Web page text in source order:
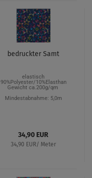
bedruckter Samt
elastisch
90%Polyester/10%Elasthan
Gewicht ca.200g/qm
Mindestabnahme: 5,0m
34,90 EUR
34,90 EUR/ Meter